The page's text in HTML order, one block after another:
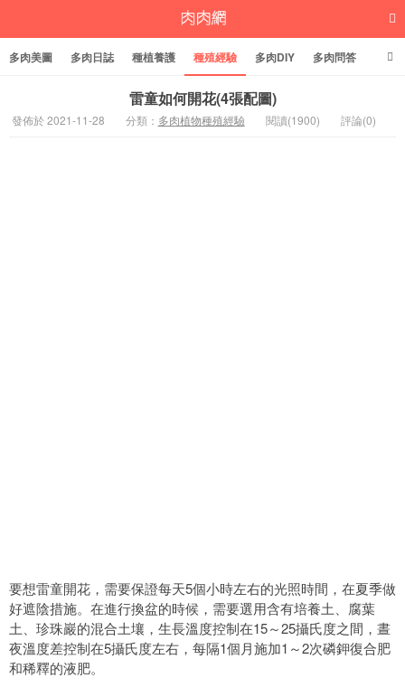
多肉美圖 多肉日誌 種植養護 種殖經驗 多肉DIY 多肉問答
雷童如何開花(4張配圖)
發佈於 2021-11-28 分類： 多肉植物種殖經驗 閱讀(1900) 評論(0)
要想雷童開花，需要保證每天5個小時左右的光照時間，在夏季做
好遮陰措施。在進行換盆的時候，需要選用含有培養土、腐葉
土、珍珠巖的混合土壤，生長溫度控制在15～25攝氏度之間，晝
夜溫度差控制在5攝氏度左右，每隔1個月施加1～2次磷鉀復合肥
和稀釋的液肥。